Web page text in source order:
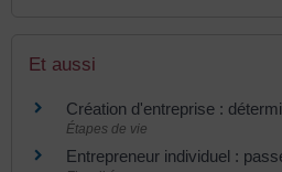
Et aussi
Création d'entreprise :
Étapes de vie
Entrepreneur individuel :